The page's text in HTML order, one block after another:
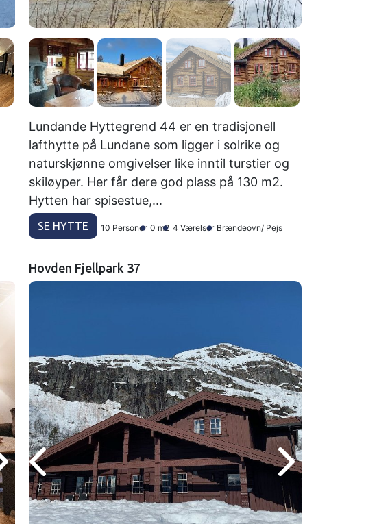
Lundande Hyttegrend 44 er en tradisjonell
lafthytte på Lundane som ligger i solrike og
naturskjønne omgivelser like inntil turstier og
skiløyper. Her får dere god plass på 130 m2.
Hytten har spisestue,...
SE HYTTE 10 Personer 0 m2 4 Værelser Brændeovn/ Pejs
Hovden Fjellpark 37